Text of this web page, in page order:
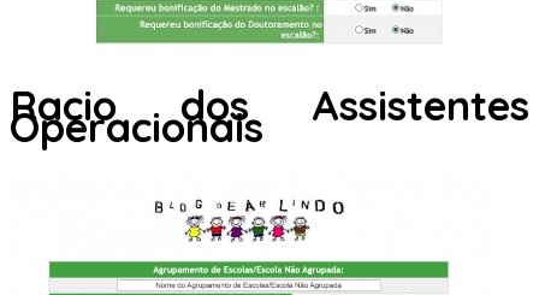
Racio dos Assistentes
Operacionais